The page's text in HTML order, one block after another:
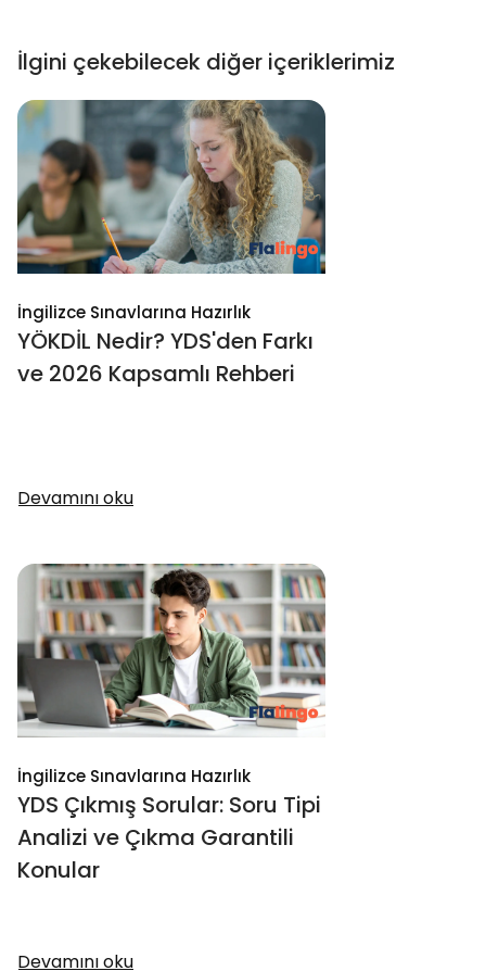
İlgini çekebilecek diğer içeriklerimiz
İngilizce Sınavlarına Hazırlık
YÖKDİL Nedir? YDS'den Farkı
ve 2026 Kapsamlı Rehberi
Devamını oku
İngilizce Sınavlarına Hazırlık
YDS Çıkmış Sorular: Soru Tipi
Analizi ve Çıkma Garantili
Konular
Devamını oku